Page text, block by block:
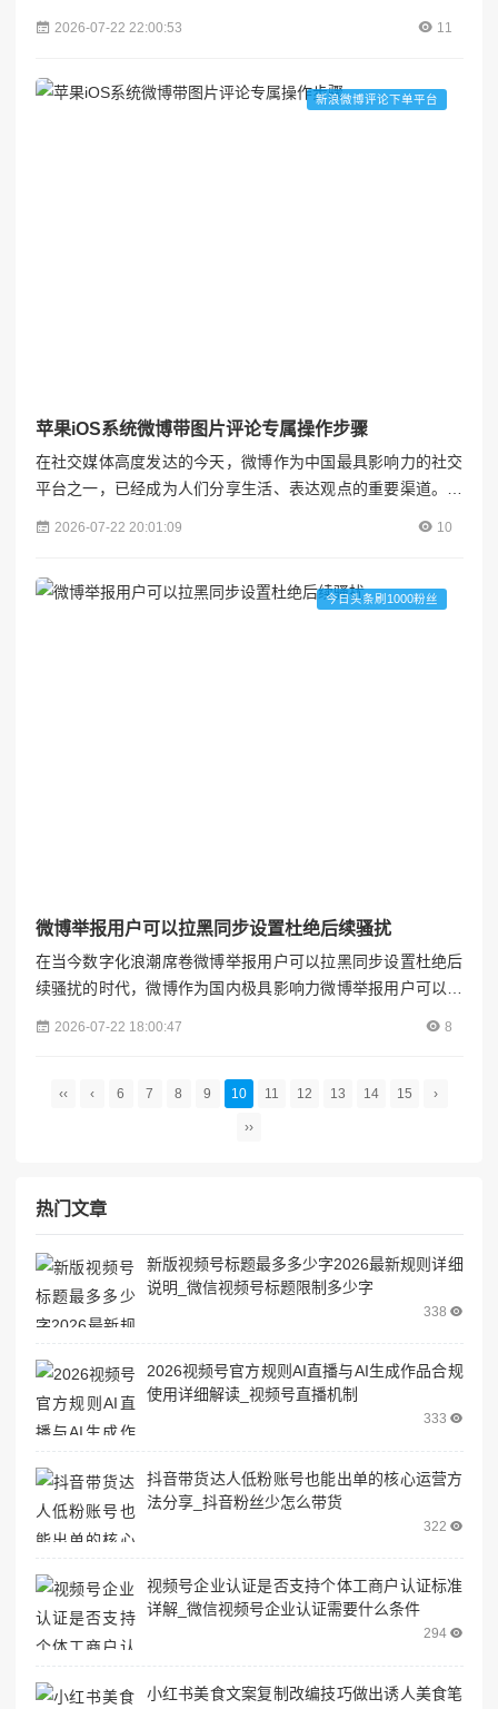
者。对于内容创作者而言，拥有一个高质量且持续增长的粉丝
打造一个高质量的粉丝群体呢？本文将从内容创作、互动策
2026-07-22 22:00:53 11
新浪微博评论下单平台
苹果iOS系统微博带图片评论专属操作步骤
在社交媒体高度发达的今天，微博作为中国最具影响力的社交
平台之一，已经成为人们分享生活、表达观点的重要渠道。其
中，图片评论功能因其直观、生动的特点，深受用户喜爱。对
详细介绍苹果iOS系统微博带图片评论的完整操作步骤，并分
2026-07-22 20:01:09 10
今日头条刷1000粉丝
微博举报用户可以拉黑同步设置杜绝后续骚扰
在当今数字化浪潮席卷微博举报用户可以拉黑同步设置杜绝后
续骚扰的时代，微博作为国内极具影响力微博举报用户可以拉
繁华的公共场所都可能存在不和谐因素一样，微博上也时常出
现一些不良行为，如恶意骚扰、谩骂攻击、传播虚假信息等，
2026-07-22 18:00:47 8
‹‹ ‹ 6 7 8 9 10 11 12 13 14 15 ›
››
热门文章
新版视频号标题最多多少字2026最新规则详细
说明_微信视频号标题限制多少字
338
2026视频号官方规则AI直播与AI生成作品合规
使用详细解读_视频号直播机制
333
抖音带货达人低粉账号也能出单的核心运营方
法分享_抖音粉丝少怎么带货
322
视频号企业认证是否支持个体工商户认证标准
详解_微信视频号企业认证需要什么条件
294
小红书美食文案复制改编技巧做出诱人美食笔